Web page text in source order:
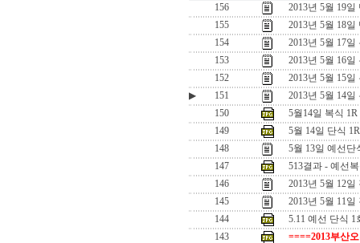
156
2013년 5월 19
155
2013년 5월 18
154
2013년 5월 17
153
2013년 5월 16
152
2013년 5월 15
▶
151
2013년 5월 14
150
5월14일 복식
149
5월 14일 단식
148
5월 13일 예선단
147
513결과 - 예선
146
2013년 5월 12
145
2013년 5월 11일
144
5.11 예선 단식 1
143
====2013부산